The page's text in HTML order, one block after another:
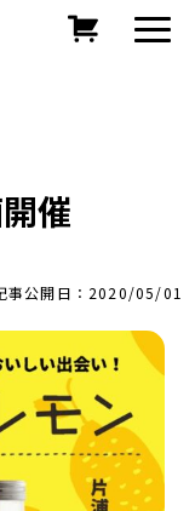
催
事公開日：2020/05/01